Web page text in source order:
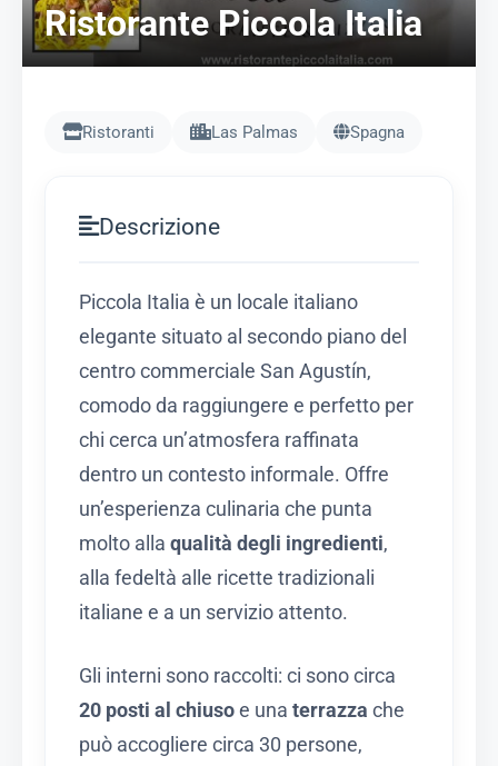
Ristorante Piccola Italia
Ristoranti Las Palmas Spagna
Descrizione
Piccola Italia è un locale italiano
elegante situato al secondo piano del
centro commerciale San Agustín,
comodo da raggiungere e perfetto per
chi cerca un’atmosfera raffinata
dentro un contesto informale. Offre
un’esperienza culinaria che punta
molto alla qualità degli ingredienti,
alla fedeltà alle ricette tradizionali
italiane e a un servizio attento.
Gli interni sono raccolti: ci sono circa
20 posti al chiuso e una terrazza che
può accogliere circa 30 persone,